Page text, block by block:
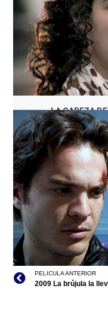
LA CABEZA
PELICULA ANTERIOR